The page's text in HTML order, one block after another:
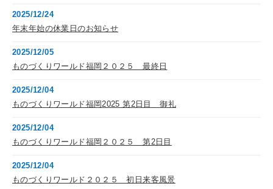
2025/12/24
年末年始の休業日のお知らせ
2025/12/05
ものづくりワールド福岡２０２５ 最終日
2025/12/04
ものづくりワールド福岡2025 第2日目 御礼
2025/12/04
ものづくりワールド福岡２０２５ 第2日目
2025/12/04
ものづくりワールド２０２５ 初日来客風景